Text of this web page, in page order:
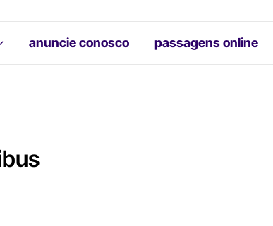
anuncie conosco passagens online